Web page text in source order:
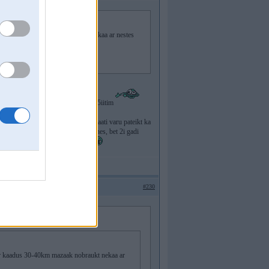
30-40km mazaak nobraukt nekaa ar nestes
un kaa jau students leeju pa 5iitim
par degvielas kvalitaati varu pateikt ka
nemainot ne sprauslas ne turbīnes, bet 2i gadi
#230
30-40km mazaak nobraukt nekaa ar